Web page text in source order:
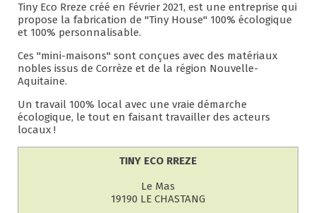
Tiny Eco Rreze créé en Février 2021, est une entreprise qui
propose la fabrication de "Tiny House" 100% écologique
et 100% personnalisable.
Ces "mini-maisons" sont conçues avec des matériaux
nobles issus de Corrèze et de la région Nouvelle-
Aquitaine.
Un travail 100% local avec une vraie démarche
écologique, le tout en faisant travailler des acteurs
locaux !
TINY ECO RREZE
Le Mas
19190 LE CHASTANG